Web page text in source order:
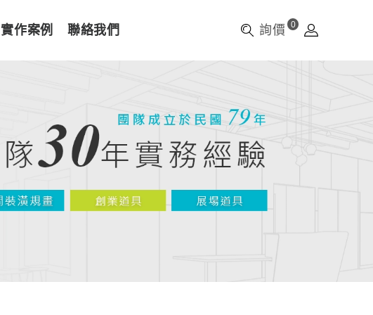
實作案例 聯絡我們 詢價 0